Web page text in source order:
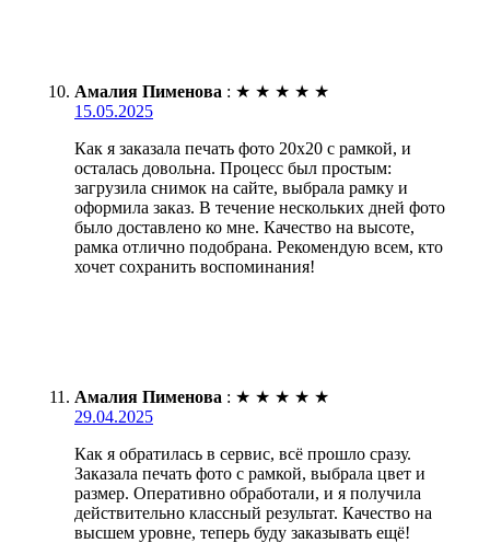
Амалия Пименова : ★ ★ ★ ★ ★
15.05.2025
Как я заказала печать фото 20х20 с рамкой, и
осталась довольна. Процесс был простым:
загрузила снимок на сайте, выбрала рамку и
оформила заказ. В течение нескольких дней фото
было доставлено ко мне. Качество на высоте,
рамка отлично подобрана. Рекомендую всем, кто
хочет сохранить воспоминания!
Амалия Пименова : ★ ★ ★ ★ ★
29.04.2025
Как я обратилась в сервис, всё прошло сразу.
Заказала печать фото с рамкой, выбрала цвет и
размер. Оперативно обработали, и я получила
действительно классный результат. Качество на
высшем уровне, теперь буду заказывать ещё!